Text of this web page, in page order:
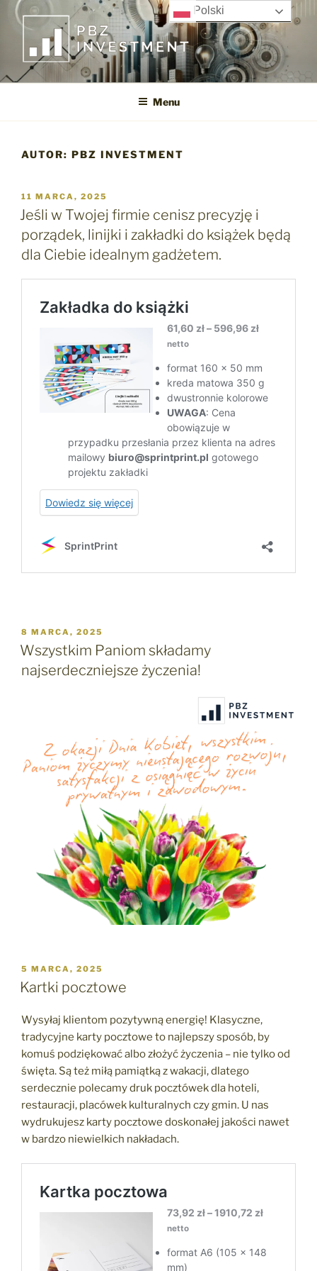
Przejdź
PBZ INVESTMENT SP. Z O.O.
Menu
AUTOR: PBZ INVESTMENT
OPUBLIKOWANE
W
11 MARCA, 2025
Jeśli w Twojej firmie cenisz precyzję i
porządek, linijki i zakładki do książek będą
dla Ciebie idealnym gadżetem.
OPUBLIKOWANE
W
8 MARCA, 2025
Wszystkim Paniom składamy
najserdeczniejsze życzenia!
OPUBLIKOWANE
W
5 MARCA, 2025
Kartki pocztowe
Wysyłaj klientom pozytywną energię! Klasyczne,
tradycyjne karty pocztowe to najlepszy sposób, by
komuś podziękować albo złożyć życzenia – nie tylko od
święta. Są też miłą pamiątką z wakacji, dlatego
serdecznie polecamy druk pocztówek dla hoteli,
restauracji, placówek kulturalnych czy gmin. U nas
wydrukujesz karty pocztowe doskonałej jakości nawet
w bardzo niewielkich nakładach.
Polski